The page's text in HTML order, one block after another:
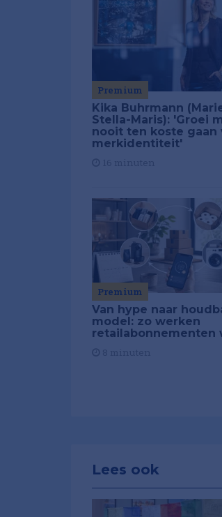
Premium
Kika Buhrmann
Stella-Maris): 'Groei
nooit ten koste gaan
merkidentiteit'
Premium
Van hype naar
model: zo werken
retailabonnementen
Lees ook